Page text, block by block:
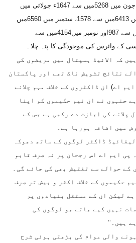
مئی میں 5223میں سے 1726، جون میں 5268میں سے 1647ء جولائی میں
4390میں سے 1357، اگست میں 6413میں سے 1578، ستمبر میں 6560میں
سے 1357، اکتوبر میں 4127میں سے 987اور نومبر میں4154میں سے
کہ الائیڈ ہسپتال میں مریضوں کی
نتائج تشویش ناک تھے اور پاکستان
اے) ان ڈاکٹروں کے خلاف مہم چلانے
جنہوں نے ان نیم حکیموں کو اپنا
چلانے کی اجازت دے رکھی ہے جس کے
میں اضافہ ہورہا ہے۔
ڈاکٹر لوگوں کے ساتھ دھوکہ
پی ایم اے اس رجحان پر نہ صرف قابو
کے حوالے سے تفتیش بھی کی جائے گی۔
حکیموں کے خلاف اکثر و بیش تر صرف
لیکن ان کے مستقل بنیادوں پر
نہیں کیے جاتے جو لوگوں کی
ہیں۔‘‘
والی عوام کی بڑھتی ہوئی شرح